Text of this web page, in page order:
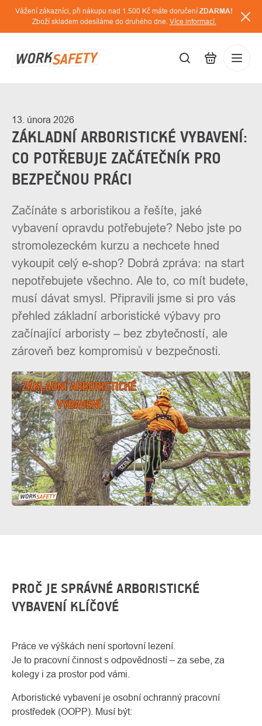
Přejít
obsah
Vážení zákazníci, při nákupu nad 1.500 Kč máte doručení ZDARMA!
Zboží skladem odesíláme do druhého dne. Více informací.
O
nás
Kontakty
13. února 2026
ZÁKLADNÍ ARBORISTICKÉ VYBAVENÍ:
CO POTŘEBUJE ZAČÁTEČNÍK PRO
BEZPEČNOU PRÁCI
Začínáte s arboristikou a řešíte, jaké
vybavení opravdu potřebujete? Nebo jste po
stromolezeckém kurzu a nechcete hned
vykoupit celý e-shop? Dobrá zpráva: na start
nepotřebujete všechno. Ale to, co mít budete,
musí dávat smysl. Připravili jsme si pro vás
přehled základní arboristické výbavy pro
začínající arboristy – bez zbytečností, ale
zároveň bez kompromisů v bezpečnosti.
PROČ JE SPRÁVNÉ ARBORISTICKÉ
VYBAVENÍ KLÍČOVÉ
Práce ve výškách není sportovní lezení.
Je to pracovní činnost s odpovědností – za sebe, za
kolegy i za prostor pod vámi.
Arboristické vybavení je osobní ochranný pracovní
prostředek (OOPP). Musí být: